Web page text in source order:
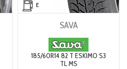
E
SAVA
185/60R14 82 T ESKIMO S3
TL MS